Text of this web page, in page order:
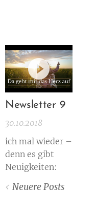
Newsletter 9
30.10.2018
ich mal wieder –
denn es gibt
Neuigkeiten:
Neuere Posts